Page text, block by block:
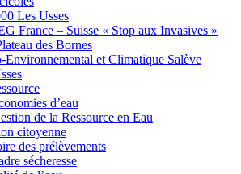
Les Usses
France – Suisse « Stop aux Invasives »
des Bornes
Environnemental et Climatique Salève
d’eau
de la Ressource en Eau
citoyenne
des prélèvements
sécheresse